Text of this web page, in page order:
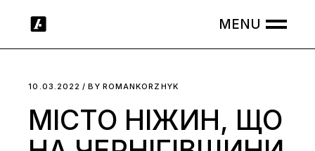
10.03.2022 BY ROMANKORZHYK
МІСТО НІЖИН, ЩО